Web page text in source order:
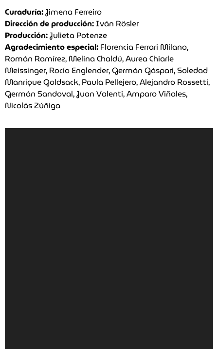
Curaduría:Jimena Ferreiro
Dirección de producción:Iván Rösler
Producción:Julieta Potenze
Agradecimiento especial: Florencia Ferrari Milano,
Román Ramírez, Melina Chaldú, Aurea Chiarle
Meissinger, Rocío Englender, Germán Gáspari, Soledad
Manrique Goldsack, Paula Pellejero, Alejandro Rossetti,
Germán Sandoval, Juan Valenti, Amparo Viñales,
Nicolás Zúñiga